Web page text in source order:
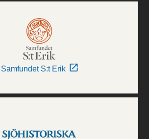
Samfundet S:t Erik